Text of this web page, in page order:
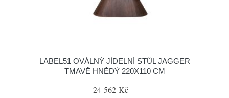
LABEL51 OVÁLNÝ JÍDELNÍ STŮL JAGGER
TMAVĚ HNĚDÝ 220X110 CM
24 562 Kč